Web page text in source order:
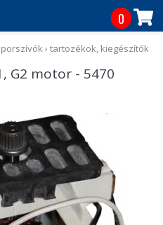
0
› tartozékok, kiegészítők
G2 motor - 5470